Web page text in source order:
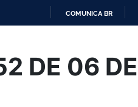
O
CONTEÚDO
COMUNICA BR
DE 06